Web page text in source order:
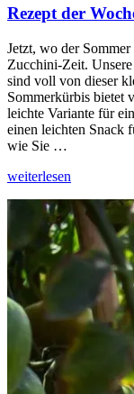
Grillspieße“
Rezept der
Jetzt, wo der
Zucchini-Zeit.
sind voll von dieser
Sommerkürbis bietet
leichte Variante für
einen leichten Snack
wie Sie …
„Rezept
Woche:
Zucchini
Kartoffel
Puffer“
weiterlesen